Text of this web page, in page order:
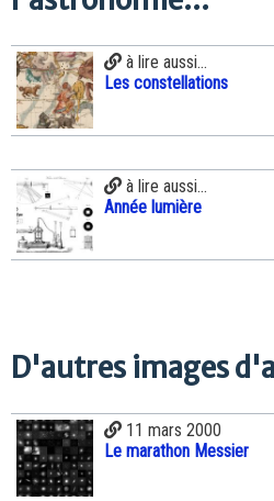
à lire aussi...
Les constellations
à lire aussi...
Année lumière
D'autres images
11 mars 2000
Le marathon Messier